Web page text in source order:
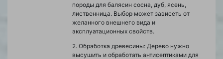
породы для балясин сосна, дуб, ясень,
лиственница. Выбор может зависеть от
желанного внешнего вида и
эксплуатационных свойств.
2. Обработка древесины: Дерево нужно
высушить и обработать антисептиками для